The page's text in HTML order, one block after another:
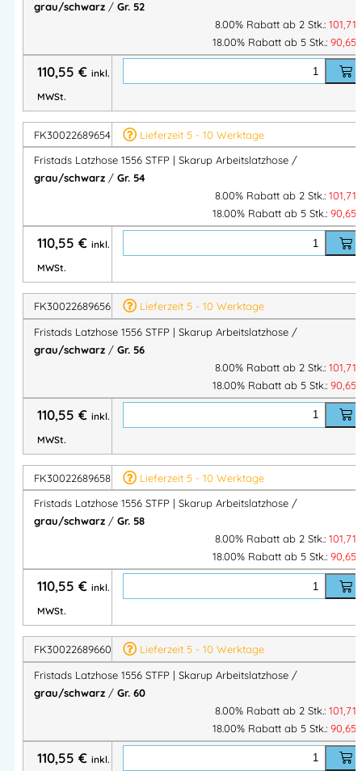
Service & Logistik
Industrie & Fertigung
Handwerk & Bau
Instandhaltung & Montage
Vorteile auf einen Blick
✔ Mechanischer Stretch + Rippstrick-Bund für hohen
Tragekomfort
✔ CORDURA®-Knietaschen mit Höhenverstellung
✔ Viele funktionelle Taschen inkl. Handytasche & D-Ring
✔ Industriewäsche geeignet (ISO 15797)
✔ EN-zertifizierter Knieschutz
✔ PFAS-frei & OEKO-TEX® zertifiziert
✔ Robuste Qualität im
Fristads Latzhose 1556 STFP – moderne Arbeitslatzhose mit
mechanischem Stretch, CORDURA®-Knietaschen,
Industriewäsche geeignet, EN 14404, PFAS-frei. Ideal für
Service, Industrie & Handwerk.
Artikelnummer:FK300226 Kategorien:FRISTADS®
Berufsbekleidung ,SKARUP workwaer
Fristads Latzhosen,Latzhosen,
Herstellerinformationen
Hersteller:
Fristads Sverige AB
Herstelleranschrift:
Mehr Information E-Mail: info@bannenberg.at
grau/schwarz/ Gr. 52
8.00% Rabatt ab 2 Stk.: 101,71
18.00% Rabatt ab 5 Stk.: 90,65
110,55 € inkl.
MWSt.
FK30022689654
Lieferzeit 5 - 10 Werktage
Fristads Latzhose 1556 STFP | Skarup Arbeitslatzhose /
grau/schwarz/ Gr. 54
8.00% Rabatt ab 2 Stk.: 101,71
18.00% Rabatt ab 5 Stk.: 90,65
110,55 € inkl.
MWSt.
FK30022689656
Lieferzeit 5 - 10 Werktage
Fristads Latzhose 1556 STFP | Skarup Arbeitslatzhose /
grau/schwarz/ Gr. 56
8.00% Rabatt ab 2 Stk.: 101,71
18.00% Rabatt ab 5 Stk.: 90,65
110,55 € inkl.
MWSt.
FK30022689658
Lieferzeit 5 - 10 Werktage
Fristads Latzhose 1556 STFP | Skarup Arbeitslatzhose /
grau/schwarz/ Gr. 58
8.00% Rabatt ab 2 Stk.: 101,71
18.00% Rabatt ab 5 Stk.: 90,65
110,55 € inkl.
MWSt.
FK30022689660
Lieferzeit 5 - 10 Werktage
Fristads Latzhose 1556 STFP | Skarup Arbeitslatzhose /
grau/schwarz/ Gr. 60
8.00% Rabatt ab 2 Stk.: 101,71
18.00% Rabatt ab 5 Stk.: 90,65
110,55 € inkl.